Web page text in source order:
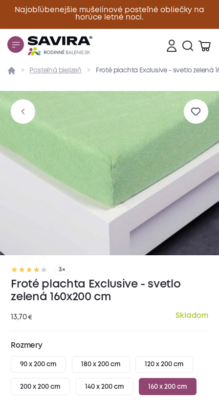
Najobľúbenejšie mušelínové posteľné obliečky na
horúce letné noci.
Zavrieť
Prehľad Parametre Popis produktu
Posteľná bielizeň Froté plachta Exclusive - svetlo zelená
3×
Froté plachta Exclusive - svetlo
zelená 160x200 cm
13,70€ Skladom
Rozmery
90 x 200 cm 180 x 200 cm 120 x 200 cm
200 x 200 cm 140 x 200 cm 160 x 200 cm